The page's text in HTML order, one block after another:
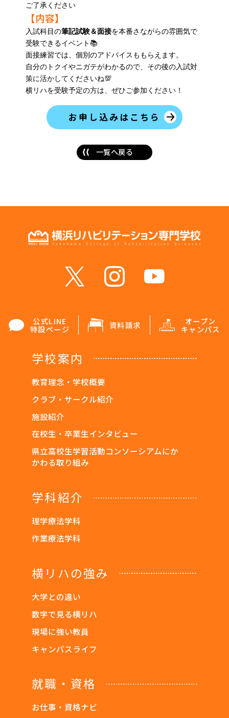
ご了承ください
【内容】
入試科目の筆記試験＆面接を本番さながらの雰囲気で
受験できるイベント📚
面接練習では、個別のアドバイスももらえます。
自分のトクイやニガテがわかるので、その後の入試対
策に活かしてくださいね💯
横リハを受験予定の方は、ぜひご参加ください！
お申し込みはこちら
一覧へ戻る
公式LINE
特設ページ 資料請求 オープン
キャンパス
学校案内
教育理念・学校概要
クラブ・サークル紹介
施設紹介
在校生・卒業生インタビュー
県立高校生学習活動コンソーシアムにか
かわる取り組み
学科紹介
理学療法学科
作業療法学科
就職・資格
お仕事・資格ナビ
横リハの強み
大学との違い
数字で見る横リハ
現場に強い教員
キャンパスライフ